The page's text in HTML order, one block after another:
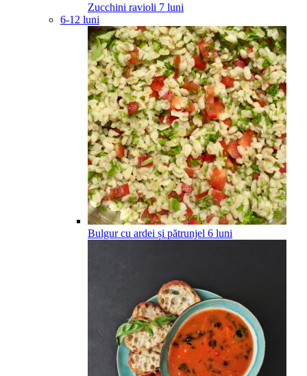
Zucchini ravioli 7 luni
6-12 luni
Bulgur cu ardei și pătrunjel 6 luni